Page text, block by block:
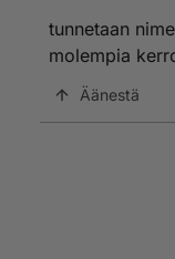
tunnetaan
molempia
Äänestä